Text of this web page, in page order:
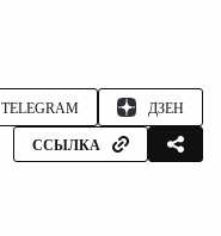
TELEGRAM ДЗЕН
ССЫЛКА